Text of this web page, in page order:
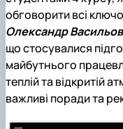
обговорити всі
Олександр
що стосувалися
майбутнього
теплій та відкритій
важливі поради та